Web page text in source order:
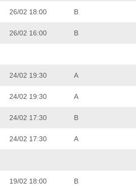
26/02 18:00 B
26/02 16:00 B
24/02 19:30 A
24/02 19:30 A
24/02 17:30 B
24/02 17:30 A
19/02 18:00 B